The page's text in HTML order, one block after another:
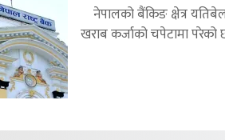
नेपालको बैंकिङ क्षेत्र
खराब कर्जाको चपेटामा परेको